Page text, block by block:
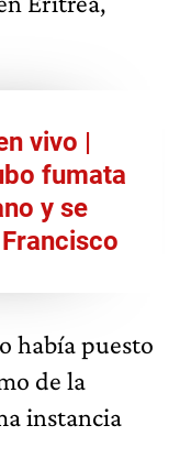
vivo |
fumata
y se
había puesto
de la
instancia